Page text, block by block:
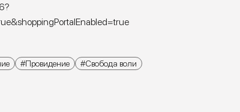
Провидение Свобода воли